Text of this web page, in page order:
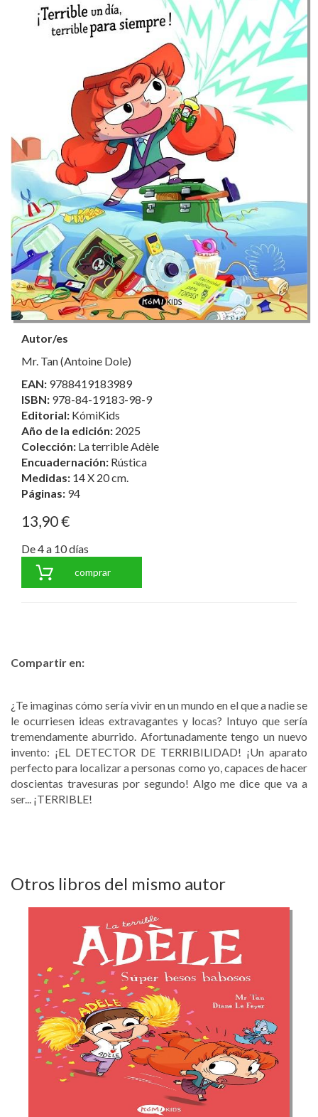
Autor/es
Mr. Tan (Antoine Dole)
EAN: 9788419183989
ISBN: 978-84-19183-98-9
Editorial: KómiKids
Año de la edición: 2025
Colección: La terrible Adèle
Encuadernación: Rústica
Medidas: 14 X 20 cm.
Páginas: 94
13,90 €
De 4 a 10 días
comprar
Compartir en:
¿Te imaginas cómo sería vivir en un mundo en el que a nadie se
le ocurriesen ideas extravagantes y locas? Intuyo que sería
tremendamente aburrido. Afortunadamente tengo un nuevo
invento: ¡EL DETECTOR DE TERRIBILIDAD! ¡Un aparato
perfecto para localizar a personas como yo, capaces de hacer
doscientas travesuras por segundo! Algo me dice que va a
ser... ¡TERRIBLE!
Otros libros del mismo autor